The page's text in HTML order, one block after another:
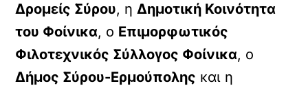
Δρομείς Σύρου, ηΔημοτική Κοινότητα
του Φοίνικα, ο Επιμορφωτικός
Φιλοτεχνικός Σύλλογος Φοίνικα, ο
Δήμος Σύρου-Ερμούπολης και η